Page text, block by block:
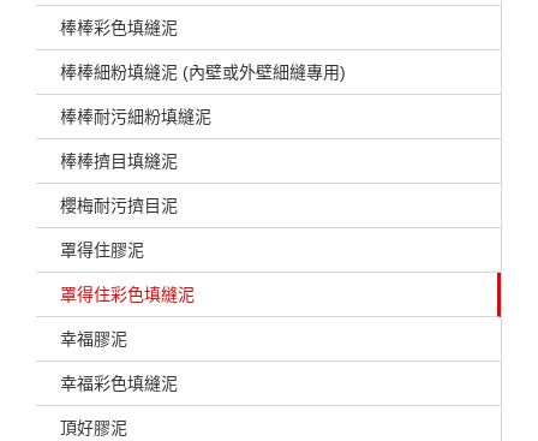
棒棒彩色填縫泥
棒棒細粉填縫泥 (內壁或外壁細縫專用)
棒棒耐污細粉填縫泥
棒棒擠目填縫泥
櫻梅耐污擠目泥
罩得住膠泥
罩得住彩色填縫泥
幸福膠泥
幸福彩色填縫泥
頂好膠泥